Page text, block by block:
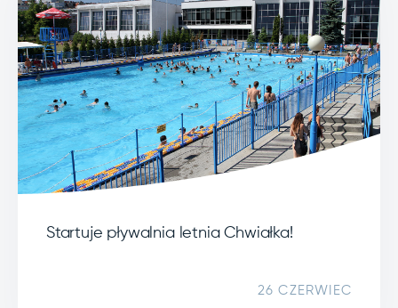
Startuje pływalnia letnia Chwiałka!
26 CZERWIEC